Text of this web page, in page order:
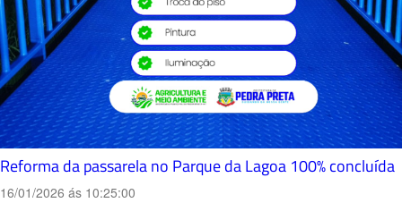
Reforma da passarela no Parque da Lagoa 100% concluída
16/01/2026 ás 10:25:00